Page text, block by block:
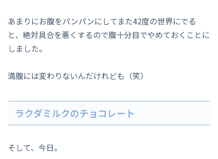
あまりにお腹をパンパンにしてまた42度の世界にでる
と、絶対具合を悪くするので腹十分目でやめておくことに
しました。
満腹には変わりないんだけれども（笑）
ラクダミルクのチョコレート
そして、今日。